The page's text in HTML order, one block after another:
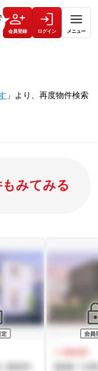
会員登録 ログイン メニュー
」 より、再度物件検索
みてみる